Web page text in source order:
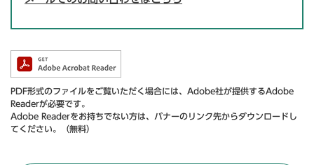
PDF形式のファイルをご覧いただく場合には、Adobe社が提供するAdobe
Readerが必要です。
Adobe Readerをお持ちでない方は、バナーのリンク先からダウンロードし
てください。（無料）